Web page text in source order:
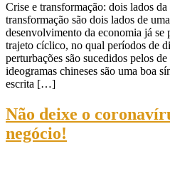
Crise e transformação: dois lados
transformação são dois lados de
desenvolvimento da economia já
trajeto cíclico, no qual períodos de
perturbações são sucedidos pelos
ideogramas chineses são uma boa
escrita […]
Não deixe o
negócio!